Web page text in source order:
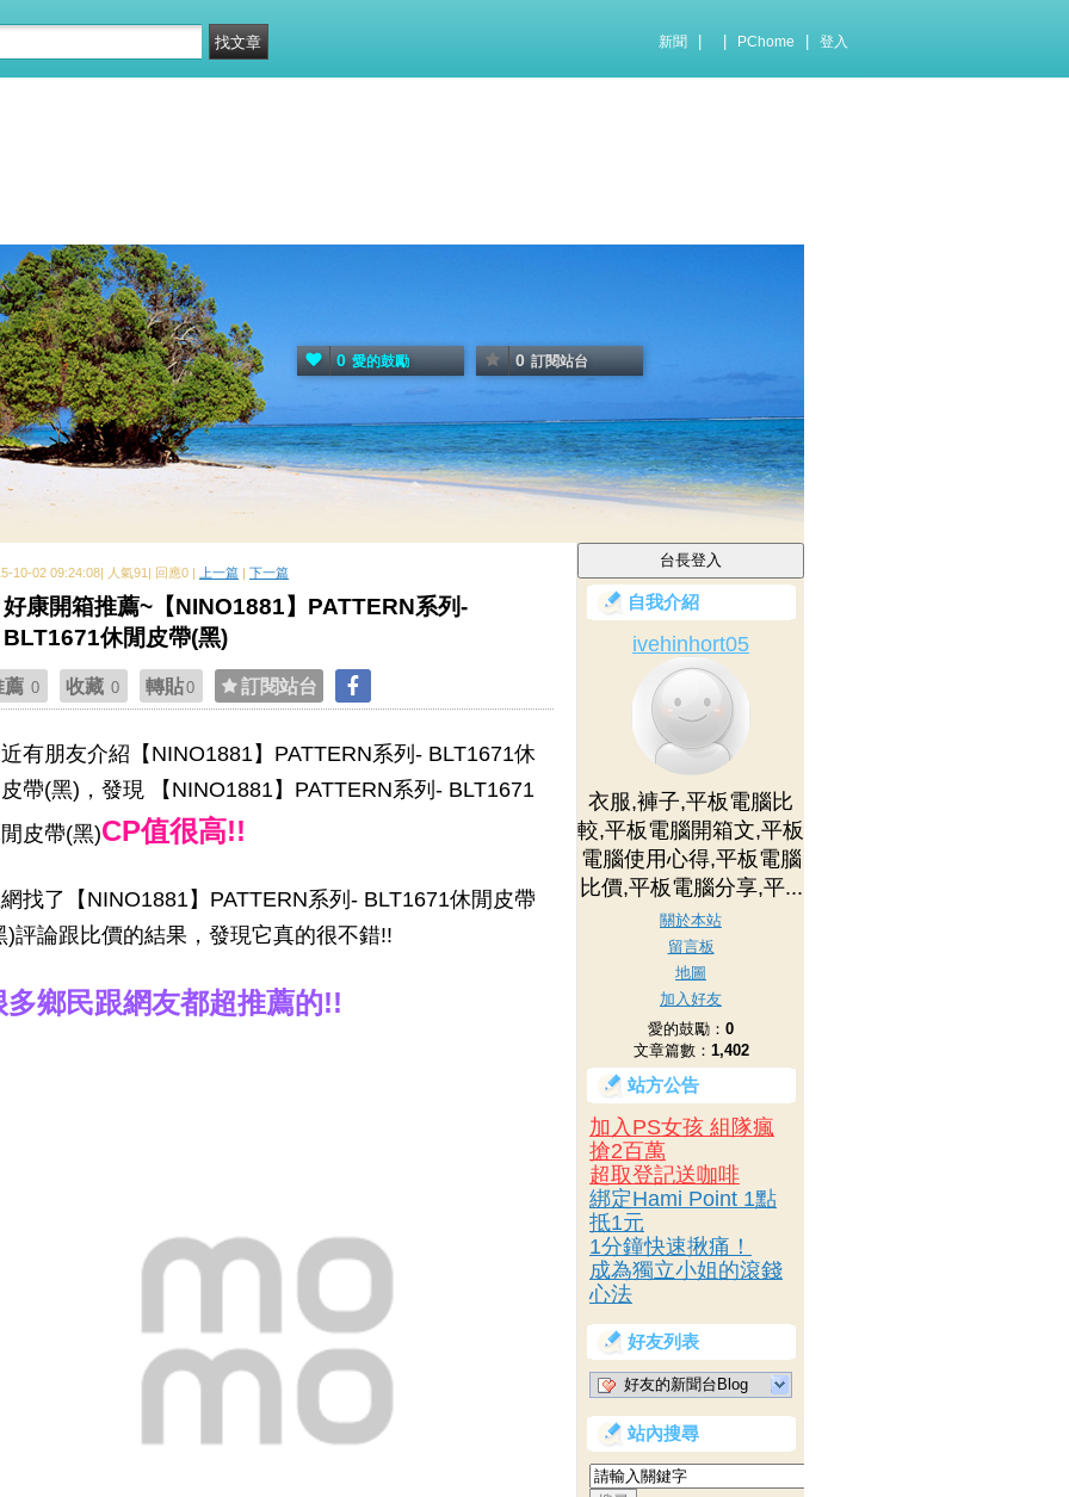
新聞 PChome 登入
0 愛的鼓勵 0 訂閱站台
10-02 09:24:08| 人氣91| 回應0 | 上一篇 | 下一篇
好康開箱推薦~【NINO1881】PATTERN系列-
BLT1671休閒皮帶(黑)
薦 0 收藏 0 轉貼0 訂閱站台
有朋友介紹【NINO1881】PATTERN系列- BLT1671休
帶(黑)，發現 【NINO1881】PATTERN系列- BLT1671
皮帶(黑)CP值很高!!
找了【NINO1881】PATTERN系列- BLT1671休閒皮帶
)評論跟比價的結果，發現它真的很不錯!!
多鄉民跟網友都超推薦的!!
自我介紹
ivehinhort05
衣服,褲子,平板電腦比
較,平板電腦開箱文,平板
電腦使用心得,平板電腦
比價,平板電腦分享,平...
關於本站
留言板
地圖
加入好友
愛的鼓勵： 0
文章篇數： 1,402
站方公告
加入PS女孩 組隊瘋
搶2百萬
超取登記送咖啡
綁定Hami Point 1點
抵1元
1分鐘快速揪痛！
成為獨立小姐的滾錢
心法
好友列表
好友的新聞台Blog
站內搜尋